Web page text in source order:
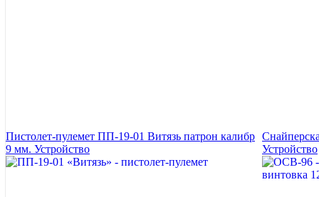
Пистолет-пулемет ПП-19-01 Витязь патрон калибр
9 мм. Устройство
Устройство